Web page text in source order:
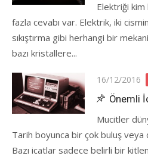
Elektriği
fazla cevabı var. Elektrik, iki
sıkıştırma gibi herhangi bir
bazı kristallere...
Posted
on
16/12/2016
Önemli
Mucitler
Tarih boyunca bir çok buluş veya
Bazı icatlar sadece belirli bir